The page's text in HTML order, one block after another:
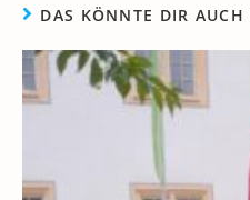
DAS KÖNNTE DIR AUCH